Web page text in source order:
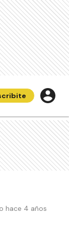
hace 4 años